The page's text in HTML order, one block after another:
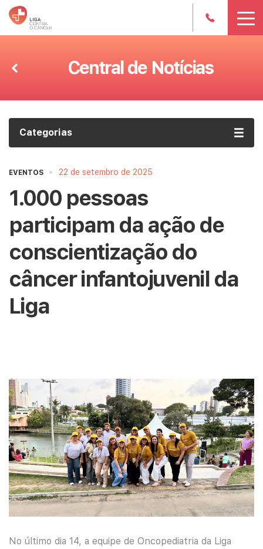
Central de Notícias
EVENTOS • 22 de setembro de 2025
1.000 pessoas
participam da ação de
conscientização do
câncer infantojuvenil da
Liga
No último dia 14, a equipe de Oncopediatria da Liga
Categorias